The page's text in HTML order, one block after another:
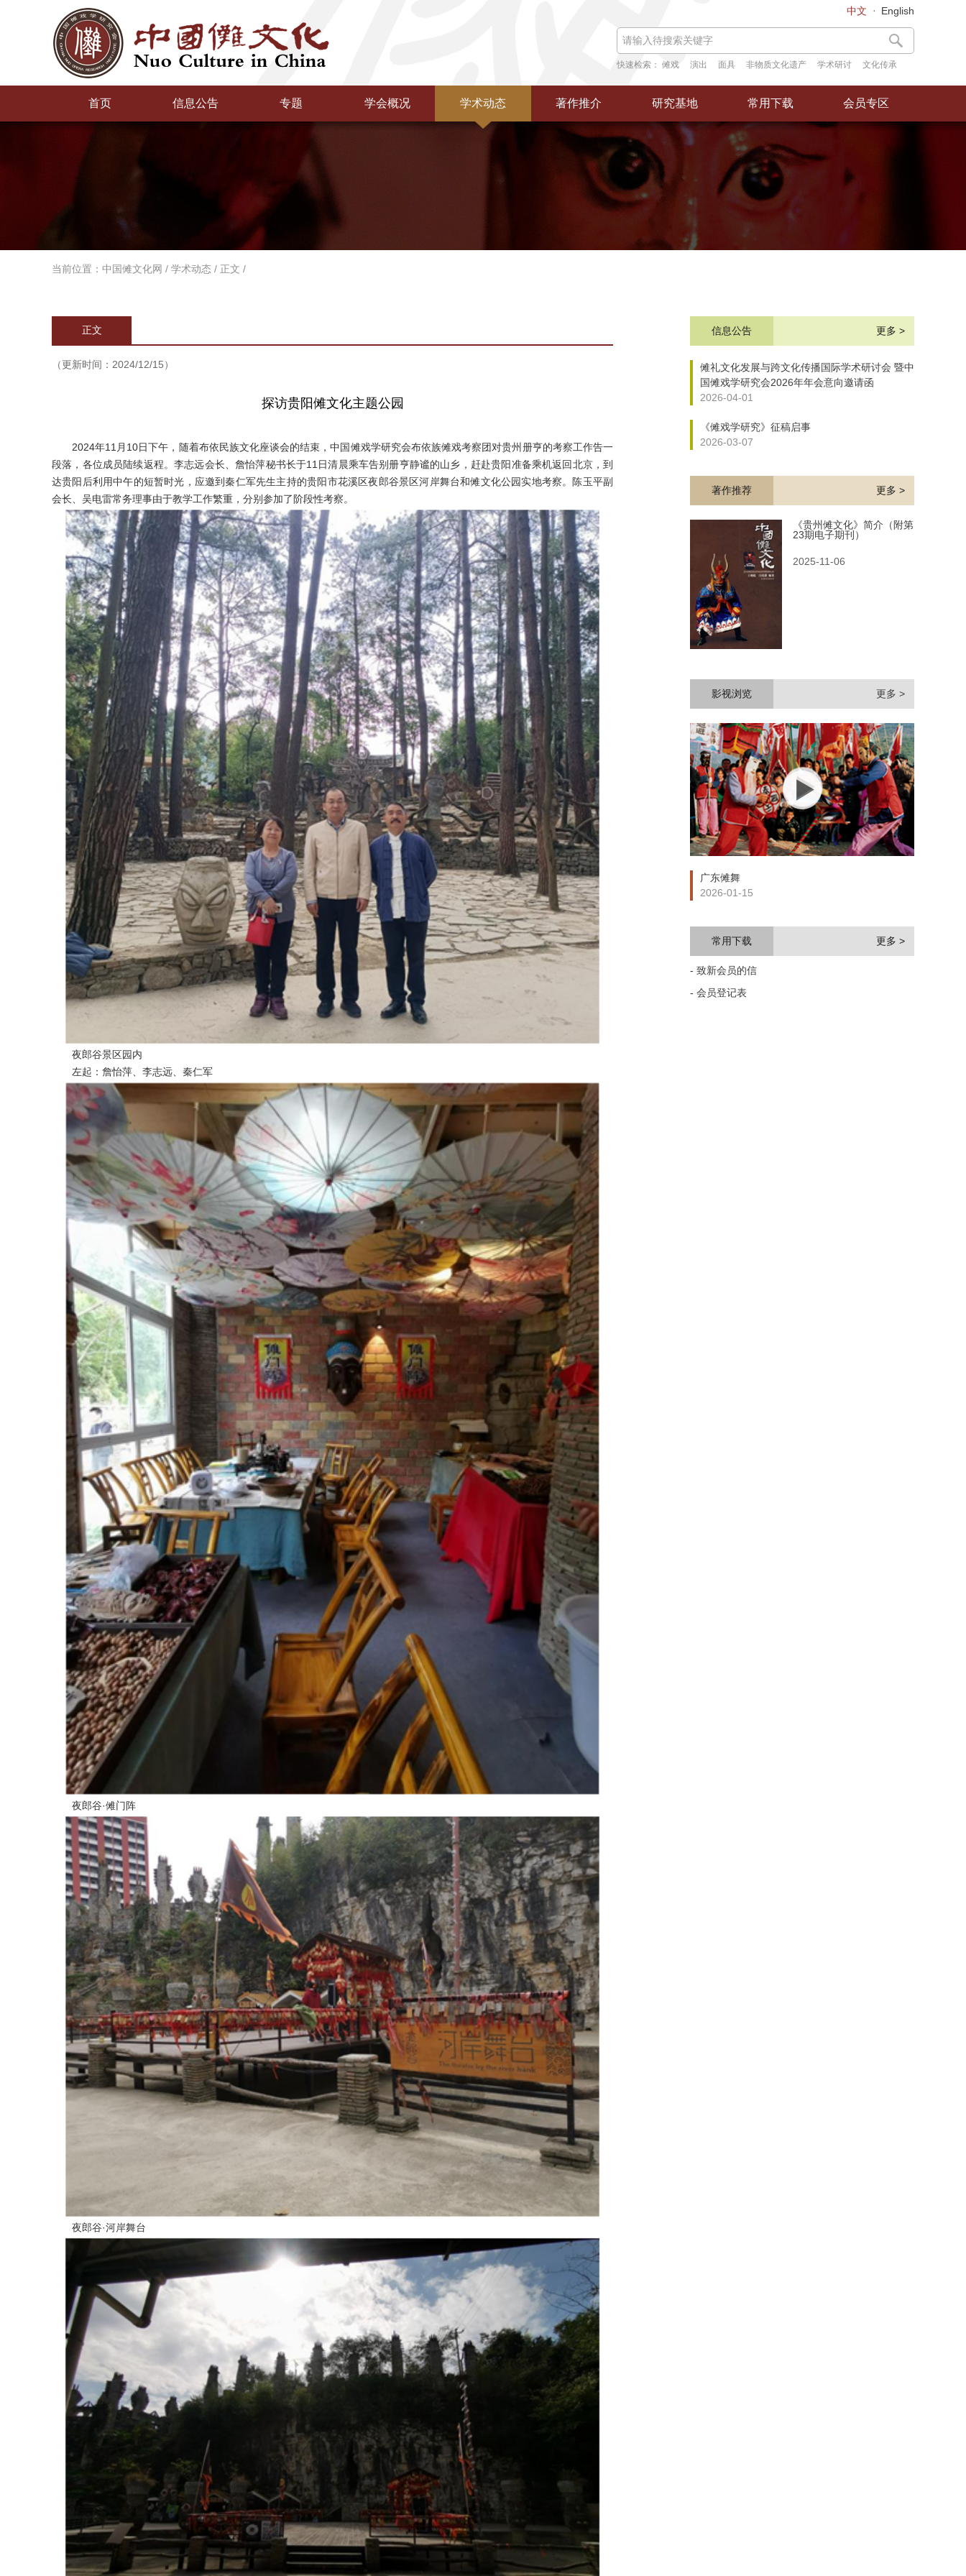
English
中文
快速检索： 傩戏 演出 面具 非物质文化遗产 学术研讨 文化传承
首页 信息公告 专题 学会概况 学术动态 著作推介 研究基地 常用下载 会员专区
当前位置： 中国傩文化网 / 学术动态 / 正文 /
正文
（更新时间：2024/12/15）
探访贵阳傩文化主题公园
2024年11月10日下午，随着布依民族文化座谈会的结束，中国傩戏学研究会布依族傩戏考察团对贵州册亨的考察工作告一
段落，各位成员陆续返程。李志远会长、詹怡萍秘书长于11日清晨乘车告别册亨静谧的山乡，赶赴贵阳准备乘机返回北京，到
达贵阳后利用中午的短暂时光，应邀到秦仁军先生主持的贵阳市花溪区夜郎谷景区河岸舞台和傩文化公园实地考察。陈玉平副
会长、吴电雷常务理事由于教学工作繁重，分别参加了阶段性考察。
夜郎谷景区园内
左起：詹怡萍、李志远、秦仁军
夜郎谷·傩门阵
夜郎谷·河岸舞台
信息公告 更多 >
傩礼文化发展与跨文化传播国际学术研讨会 暨中
国傩戏学研究会2026年年会意向邀请函
2026-04-01
《傩戏学研究》征稿启事
2026-03-07
著作推荐 更多 >
《贵州傩文化》简介（附第
23期电子期刊）
2025-11-06
影视浏览 更多 >
广东傩舞
2026-01-15
常用下载 更多 >
- 致新会员的信
- 会员登记表